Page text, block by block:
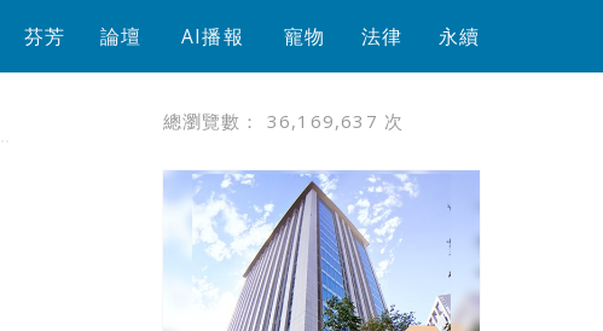
芬芳 論壇 AI播報 寵物 法律 永續
總瀏覽數： 36,169,637 次